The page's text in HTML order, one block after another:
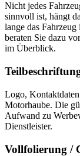
Nicht jedes
sinnvoll ist, hängt
lange das
beraten Sie dazu
im Überblick.
Logo,
Motorhaube. Die
Aufwand zu
Dienstleister.
Vollfolierung /